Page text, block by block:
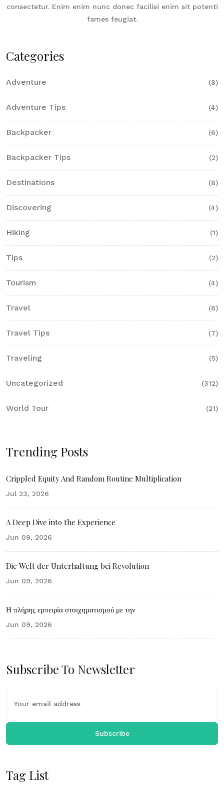
consectetur. Enim enim nunc donec facilisi enim sit potenti
fames feugiat.
Categories
Adventure (8)
Adventure Tips (4)
Backpacker (6)
Backpacker Tips (2)
Destinations (8)
Discovering (4)
Hiking (1)
Tips (2)
Tourism (4)
Travel (6)
Travel Tips (7)
Traveling (5)
Uncategorized (312)
World Tour (21)
Trending Posts
Crippled Equity And Random Routine Multiplication
Jul 23, 2026
A Deep Dive into the Experience
Jun 09, 2026
Die Welt der Unterhaltung bei Revolution
Jun 09, 2026
Η πλήρης εμπειρία στοιχηματισμού με την
Jun 09, 2026
Subscribe To Newsletter
Subscribe
Tag List